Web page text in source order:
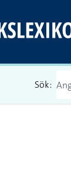
Sök: